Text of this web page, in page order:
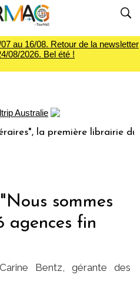
au 16/08. Retour de la newsletter
08/2026. Bel été !
librairie du voyage
sommes
agences fin
Bentz, gérante des